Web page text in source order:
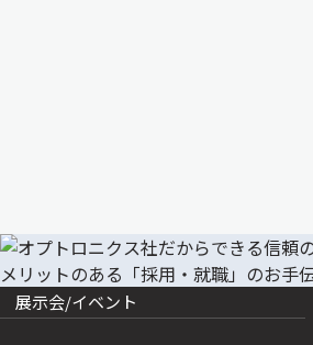
展示会/イベント